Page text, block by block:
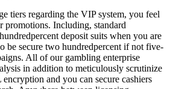
tiers regarding the VIP system, you feel
promotions. Including, standard
deposit suits when you are
be secure two hundredpercent if not five-
All of our gambling enterprise
in addition to meticulously scrutinize
and you can secure cashiers